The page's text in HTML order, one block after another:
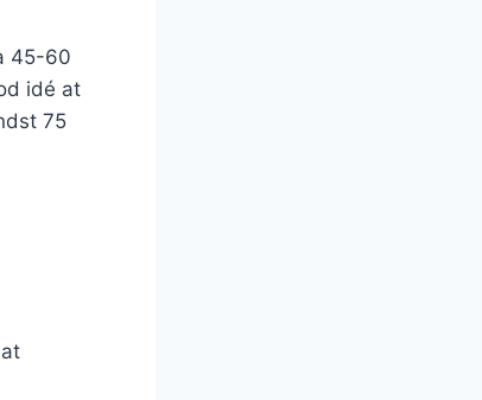
45-60
idé at
75